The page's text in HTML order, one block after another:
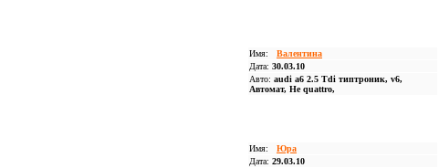
Имя: Валентина
Дата: 30.03.10
Авто: audi a6 2.5 Tdi типтроник, v6,
Автомат, Не quattro,
Имя: Юра
Дата: 29.03.10